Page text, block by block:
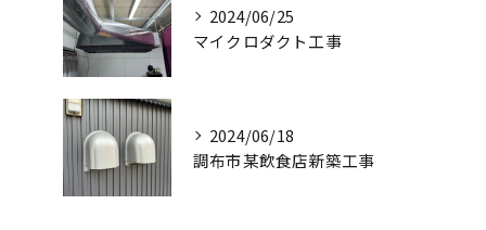
2024/06/25
マイクロダクト工事
2024/06/18
調布市某飲食店新築工事